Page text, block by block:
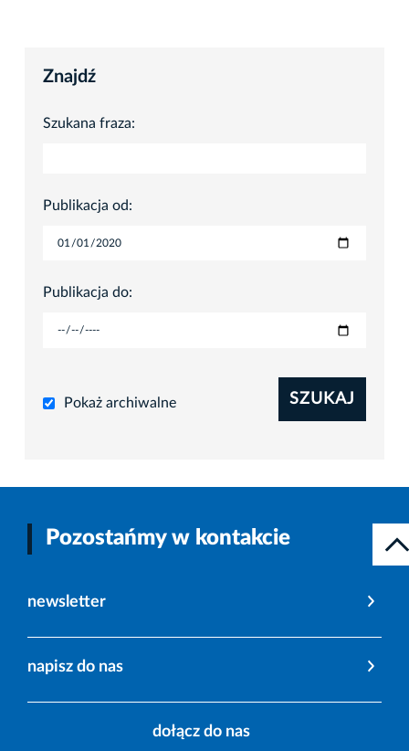
Znajdź
Szukana fraza:
Publikacja od:
Publikacja do:
Pokaż archiwalne SZUKAJ
Pozostańmy w kontakcie
newsletter
napisz do nas
dołącz do nas